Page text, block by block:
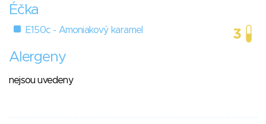
Éčka
E150c - Amoniakový karamel
Alergeny
nejsou uvedeny